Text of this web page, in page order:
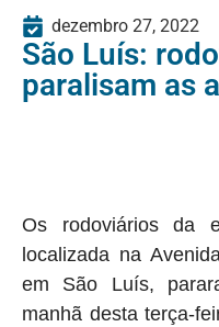
dezembro 27, 2022
São Luís:
paralisam as
Os rodoviários da
localizada na
em São Luís,
manhã desta terça-